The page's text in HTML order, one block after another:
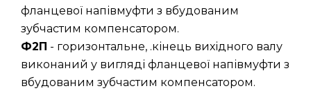
фланцевої напівмуфти з вбудованим
зубчастим компенсатором.
Ф2П - горизонтальне, .кінець вихідного валу
виконаний у вигляді фланцевої напівмуфти з
вбудованим зубчастим компенсатором.